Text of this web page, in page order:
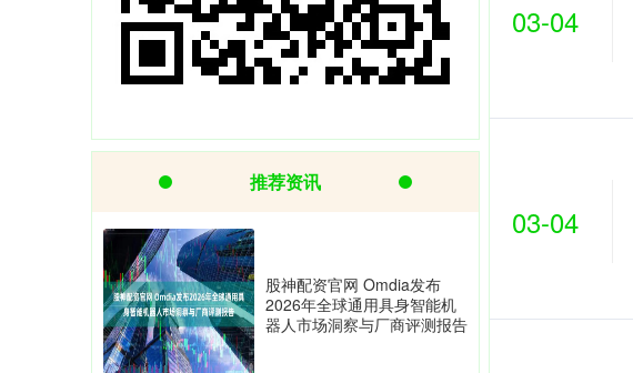
03-04
03-04
推荐资讯
股神配资官网 Omdia发布
2026年全球通用具身智能机
器人市场洞察与厂商评测报告